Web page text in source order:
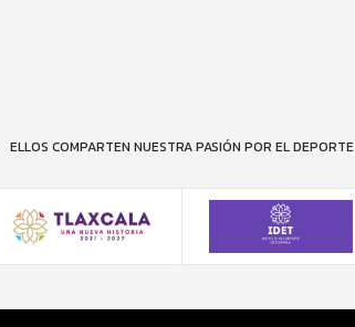
ELLOS COMPARTEN NUESTRA PASIÓN POR EL DEPORTE